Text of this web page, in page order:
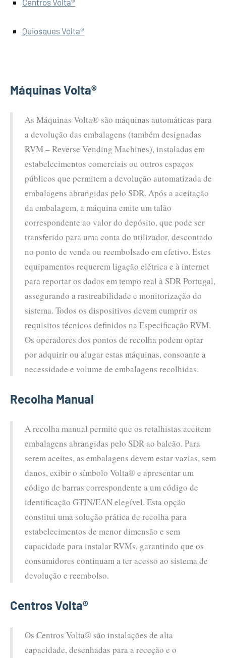
Centros Volta®
Quiosques Volta®
Máquinas Volta®
As Máquinas Volta® são máquinas automáticas para
a devolução das embalagens (também designadas
RVM – Reverse Vending Machines), instaladas em
estabelecimentos comerciais ou outros espaços
públicos que permitem a devolução automatizada de
embalagens abrangidas pelo SDR. Após a aceitação
da embalagem, a máquina emite um talão
correspondente ao valor do depósito, que pode ser
transferido para uma conta do utilizador, descontado
no ponto de venda ou reembolsado em efetivo. Estes
equipamentos requerem ligação elétrica e à internet
para reportar os dados em tempo real à SDR Portugal,
assegurando a rastreabilidade e monitorização do
sistema. Todos os dispositivos devem cumprir os
requisitos técnicos definidos na Especificação RVM.
Os operadores dos pontos de recolha podem optar
por adquirir ou alugar estas máquinas, consoante a
necessidade e volume de embalagens recolhidas.
Recolha Manual
A recolha manual permite que os retalhistas aceitem
embalagens abrangidas pelo SDR ao balcão. Para
serem aceites, as embalagens devem estar vazias, sem
danos, exibir o símbolo Volta® e apresentar um
código de barras correspondente a um código de
identificação GTIN/EAN elegível. Esta opção
constitui uma solução prática de recolha para
estabelecimentos de menor dimensão e sem
capacidade para instalar RVMs, garantindo que os
consumidores continuam a ter acesso ao sistema de
devolução e reembolso.
Centros Volta®
Os Centros Volta® são instalações de alta
capacidade, desenhadas para a receção e o